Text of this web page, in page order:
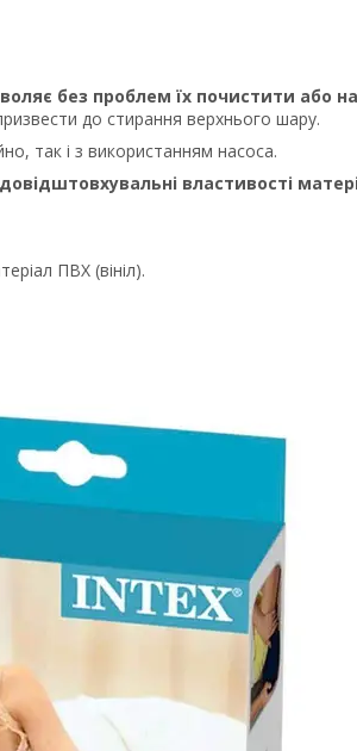
без проблем їх почистити або
до стирання верхнього шару.
так і з використанням насоса.
властивості
ПВХ (вініл).